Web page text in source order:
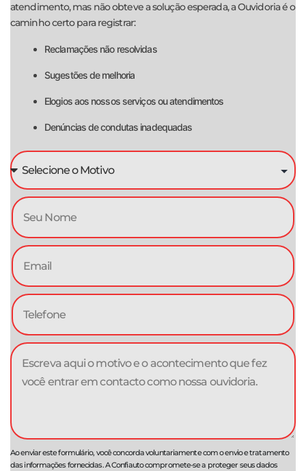
atendimento, mas não obteve a solução esperada, a Ouvidoria é o
caminho certo para registrar:
Reclamações não resolvidas
Sugestões de melhoria
Elogios aos nossos serviços ou atendimentos
Denúncias de condutas inadequadas
Ao enviar este formulário, você concorda voluntariamente com o envio e tratamento
das informações fornecidas. A Confiauto compromete-se a proteger seus dados